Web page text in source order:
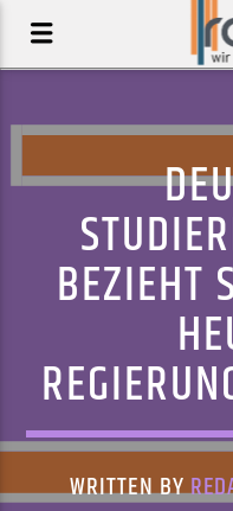
AKTUELLER TRACK
SUCKER PUNCH
BEZIEHT
WRITTEN BY